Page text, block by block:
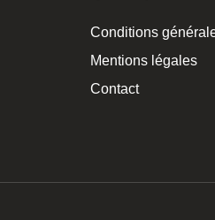
Conditions
Mentions légales
Contact